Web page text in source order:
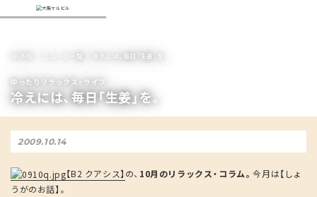
HOME ニュース一覧 冷えには、毎日「生姜」を。
ゆったりリラックス・ライフ
冷えには、毎日「生姜」を。
2009.10.14
【B2 クアシス】 の、 10月のリラックス・コラム。今月は【しょ
うがのお話】。